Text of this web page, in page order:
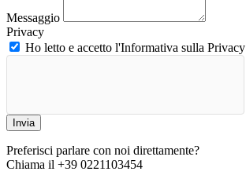
Messaggio
Privacy
Ho letto e accetto l'Informativa sulla Privacy
Invia
Preferisci parlare con noi direttamente?
Chiama il +39 0221103454